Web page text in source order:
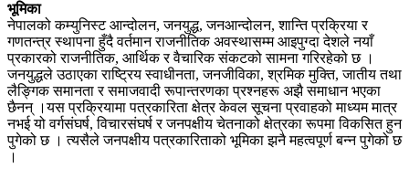
भूमिका
नेपालको कम्युनिस्ट आन्दोलन, जनयुद्ध, जनआन्दोलन, शान्ति प्रक्रिया र
गणतन्त्र स्थापना हुँदै वर्तमान राजनीतिक अवस्थासम्म आइपुग्दा देशले नयाँ
प्रकारको राजनीतिक, आर्थिक र वैचारिक संकटको सामना गरिरहेको छ ।
जनयुद्धले उठाएका राष्ट्रिय स्वाधीनता, जनजीविका, श्रमिक मुक्ति, जातीय तथा
लैङ्गिक समानता र समाजवादी रूपान्तरणका प्रश्नहरू अझै समाधान भएका
छैनन् ।यस प्रक्रियामा पत्रकारिता क्षेत्र केवल सूचना प्रवाहको माध्यम मात्र
नभई यो वर्गसंघर्ष, विचारसंघर्ष र जनपक्षीय चेतनाको क्षेत्रका रूपमा विकसित हुन
पुगेको छ । त्यसैले जनपक्षीय पत्रकारिताको भूमिका झनै महत्वपूर्ण बन्न पुगेको छ
।